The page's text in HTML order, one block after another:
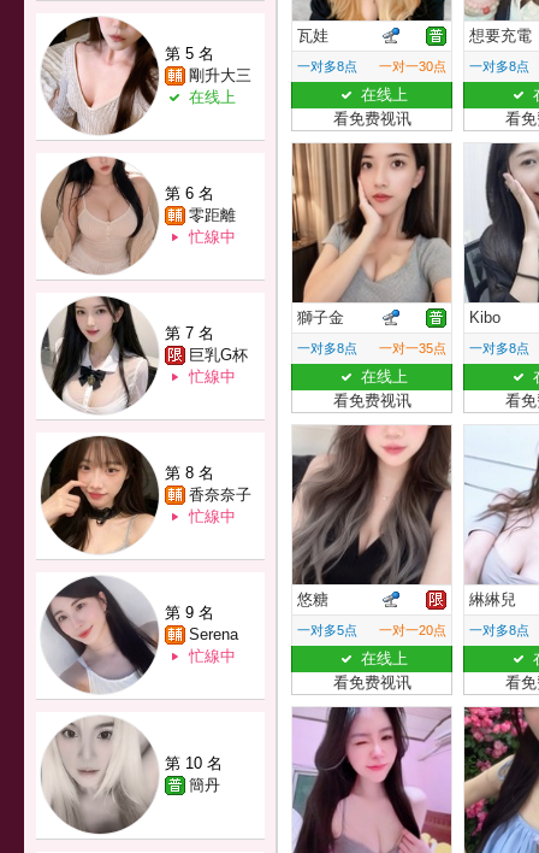
第 5 名
剛升大三
在线上
第 6 名
零距離
忙線中
第 7 名
巨乳G杯
忙線中
第 8 名
香奈奈子
忙線中
第 9 名
Serena
忙線中
第 10 名
簡丹
瓦娃
一对多8点 一对一30点
在线上
看免费视讯
想要充電
一对多8点
看
獅子金
一对多8点 一对一35点
在线上
看免费视讯
Kibo
一对多8点
看
悠糖
一对多5点 一对一20点
在线上
看免费视讯
綝綝兒
一对多8点
看